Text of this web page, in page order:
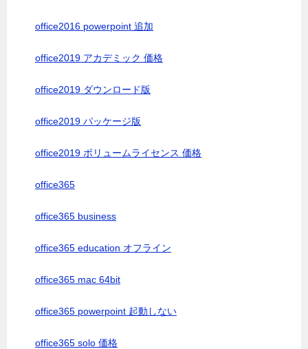
office2016 powerpoint 追加
office2019 アカデミック 価格
office2019 ダウンロード版
office2019 パッケージ版
office2019 ボリュームライセンス 価格
office365
office365 business
office365 education オフライン
office365 mac 64bit
office365 powerpoint 起動しない
office365 solo 価格